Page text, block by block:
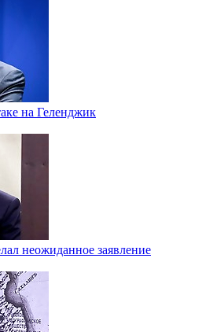
на Геленджик
неожиданное заявление